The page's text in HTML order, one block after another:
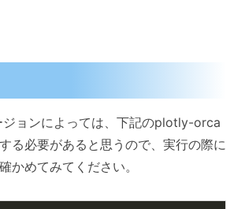
ョンによっては、下記のplotly-orca
る必要があると思うので、実行の際に
かめてみてください。